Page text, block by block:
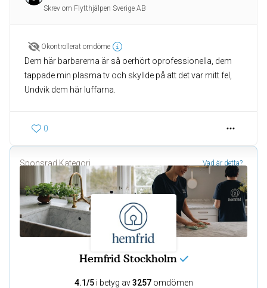
Skrev om Flytthjälpen Sverige AB
Okontrollerat omdöme
Dem här barbarerna är så oerhört oprofessionella, dem
tappade min plasma tv och skyllde på att det var mitt fel,
Undvik dem här luffarna.
0
Sponsrad Kategori Vad är detta?
Hemfrid Stockholm
4.1/5i betyg av3257omdömen